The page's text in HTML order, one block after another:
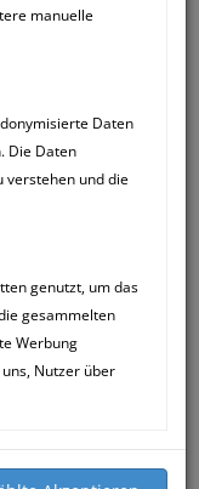
manuelle
Daten
Die Daten
verstehen und die
genutzt, um das
gesammelten
Werbung
Nutzer über
Ihr
bei allen
Art